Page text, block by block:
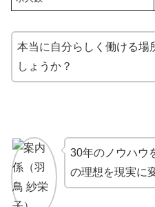
本当に自分らしく働ける場
しょうか？
30年のノウハウ
の理想を現実に